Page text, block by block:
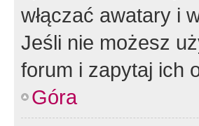
włączać awatary i
Jeśli nie możesz
forum i zapytaj ich
Góra